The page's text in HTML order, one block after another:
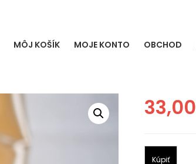
MÔJ KOŠÍK MOJE KONTO OBCHOD
33,00
Kúpiť